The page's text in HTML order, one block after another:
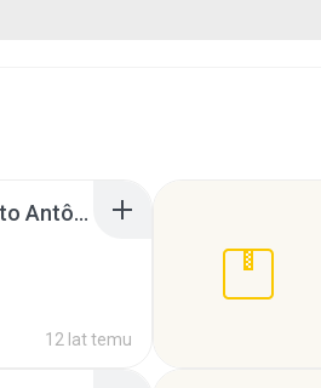
Coral e Orquestra Seminãrio Santo Antônio.rar
12 lat temu